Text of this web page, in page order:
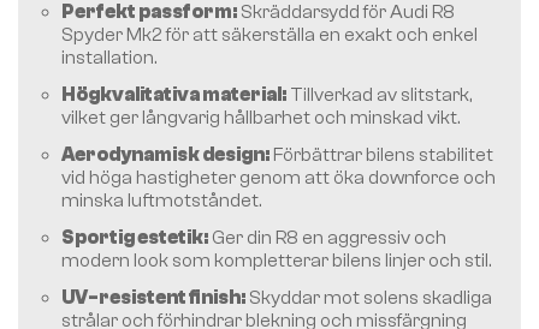
Perfekt passform: Skräddarsydd för Audi R8
Spyder Mk2 för att säkerställa en exakt och enkel
installation.
Högkvalitativa material: Tillverkad av slitstark,
vilket ger långvarig hållbarhet och minskad vikt.
Aerodynamisk design: Förbättrar bilens stabilitet
vid höga hastigheter genom att öka downforce och
minska luftmotståndet.
Sportig estetik: Ger din R8 en aggressiv och
modern look som kompletterar bilens linjer och stil.
UV-resistent finish: Skyddar mot solens skadliga
strålar och förhindrar blekning och missfärgning